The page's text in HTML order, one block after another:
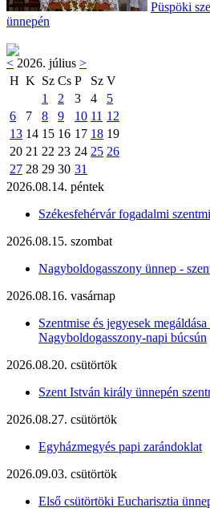
Püspöki
ünnepén
< 2026. július >
H K Sz Cs P Sz V
1
2 3 4
5
6
7 8 9 10 11 12
13 14 15 16 17 18 19
20 21 22 23 24 25 26
27 28 29 30 31
2026.08.14. péntek
Székesfehérvár fogadalmi
2026.08.15. szombat
Nagyboldogasszony ünnep -
2026.08.16. vasárnap
Szentmise és jegyesek
Nagyboldogasszony-napi búcsún
2026.08.20. csütörtök
Szent István király ünnepén
2026.08.27. csütörtök
Egyházmegyés papi zarándoklat
2026.09.03. csütörtök
Első csütörtöki Eucharisztia